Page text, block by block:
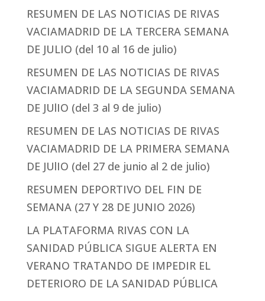
RESUMEN DE LAS NOTICIAS DE RIVAS
VACIAMADRID DE LA TERCERA SEMANA
DE JULIO (del 10 al 16 de julio)
RESUMEN DE LAS NOTICIAS DE RIVAS
VACIAMADRID DE LA SEGUNDA SEMANA
DE JUlIO (del 3 al 9 de julio)
RESUMEN DE LAS NOTICIAS DE RIVAS
VACIAMADRID DE LA PRIMERA SEMANA
DE JUlIO (del 27 de junio al 2 de julio)
RESUMEN DEPORTIVO DEL FIN DE
SEMANA (27 Y 28 DE JUNIO 2026)
LA PLATAFORMA RIVAS CON LA
SANIDAD PÚBLICA SIGUE ALERTA EN
VERANO TRATANDO DE IMPEDIR EL
DETERIORO DE LA SANIDAD PÚBLICA